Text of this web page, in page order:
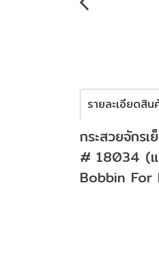
รายละเอียดสิน
กระสวยจักร
# 18034 (แ
Bobbin